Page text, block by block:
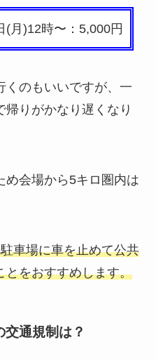
(月)12時〜：5,000円
くのもいいですが、一
帰りがかなり遅くなり
め会場から5キロ圏内は
車場に車を止めて公共
とをおすすめします。
通規制は？